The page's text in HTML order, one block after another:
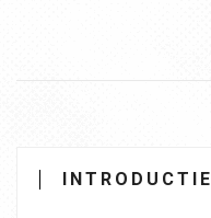
INTRODUCTIE